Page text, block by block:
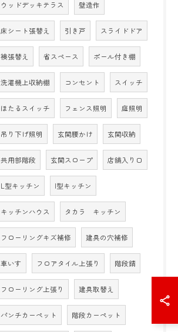
ウッドデッキテラス 壁造作
床シート張替え 引き戸 スライドドア
襖張替え 省スペース ポール付き棚
洗濯機上収納棚 コンセント スイッチ
ほたるスイッチ フェンス照明 庭照明
吊り下げ照明 玄関腰かけ 玄関収納
共用部階段 玄関スロープ 店舗入り口
L型キッチン I型キッチン
キッチンハウス タカラ キッチン
フローリングキズ補修 建具の穴補修
車いす フロアタイル上張り 階段錆
フローリング上張り 建具取替え
パンチカーペット 階段カーペット